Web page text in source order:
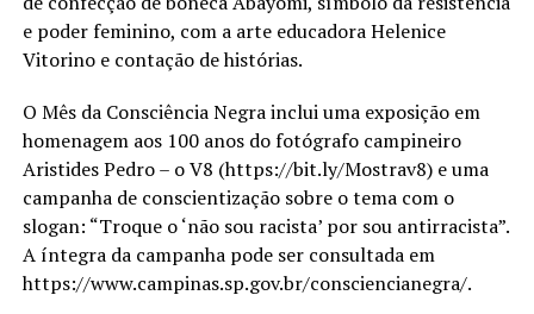
e poder feminino, com a arte educadora Helenice
Vitorino e contação de histórias.
O Mês da Consciência Negra inclui uma exposição em
homenagem aos 100 anos do fotógrafo campineiro
Aristides Pedro – o V8 (https://bit.ly/Mostrav8) e uma
campanha de conscientização sobre o tema com o
slogan: “Troque o ‘não sou racista’ por sou antirracista”.
A íntegra da campanha pode ser consultada em
https://www.campinas.sp.gov.br/consciencianegra/.